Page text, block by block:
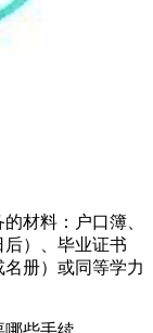
材料：户口簿、
后）、毕业证书
名册）或同等学力